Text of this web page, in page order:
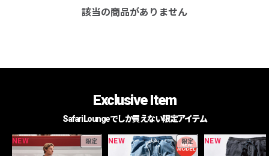
該当の商品がありません
Exclusive Item
Safari Loungeでしか買えない限定アイテム
NEW 限定 NEW 限定 NEW